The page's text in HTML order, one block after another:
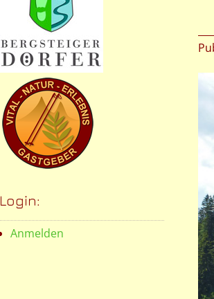
Login:
Anmelden